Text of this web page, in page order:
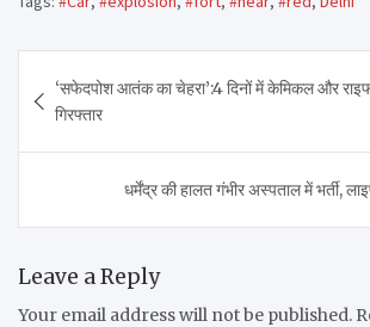
navigation
‘सफेदपोश आतंक का चेहरा’:4 दिनों में केमिकल और
गिरफ्तार
धर्मेंद्र की हालत गंभीर अस्पताल में भर्ती,
Leave a Reply
Your email address will not be published.